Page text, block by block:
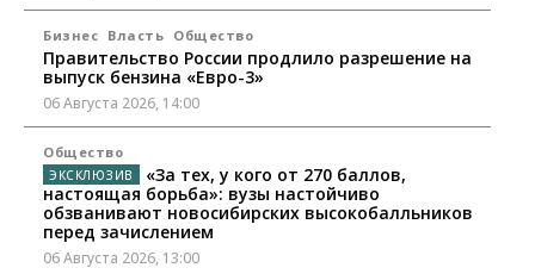
Бизнес Власть Общество
Правительство России продлило разрешение на
выпуск бензина «Евро-3»
06 Августа 2026, 14:00
Общество
«За тех, у кого от 270 баллов,
настоящая борьба»: вузы настойчиво
обзванивают новосибирских высокобалльников
перед зачислением
06 Августа 2026, 13:00